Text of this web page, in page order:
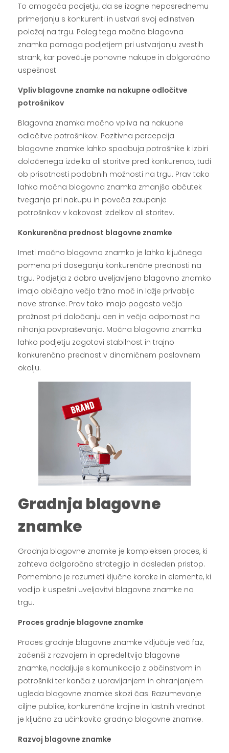
To omogoča podjetju, da se izogne neposrednemu
primerjanju s konkurenti in ustvari svoj edinstven
položaj na trgu. Poleg tega močna blagovna
znamka pomaga podjetjem pri ustvarjanju zvestih
strank, kar povečuje ponovne nakupe in dolgoročno
uspešnost.
Vpliv blagovne znamke na nakupne odločitve
potrošnikov
Blagovna znamka močno vpliva na nakupne
odločitve potrošnikov. Pozitivna percepcija
blagovne znamke lahko spodbuja potrošnike k izbiri
določenega izdelka ali storitve pred konkurenco, tudi
ob prisotnosti podobnih možnosti na trgu. Prav tako
lahko močna blagovna znamka zmanjša občutek
tveganja pri nakupu in poveča zaupanje
potrošnikov v kakovost izdelkov ali storitev.
Konkurenčna prednost blagovne znamke
Imeti močno blagovno znamko je lahko ključnega
pomena pri doseganju konkurenčne prednosti na
trgu. Podjetja z dobro uveljavljeno blagovno znamko
imajo običajno večjo tržno moč in lažje privabijo
nove stranke. Prav tako imajo pogosto večjo
prožnost pri določanju cen in večjo odpornost na
nihanja povpraševanja. Močna blagovna znamka
lahko podjetju zagotovi stabilnost in trajno
konkurenčno prednost v dinamičnem poslovnem
okolju.
Gradnja blagovne
znamke
Gradnja blagovne znamke je kompleksen proces, ki
zahteva dolgoročno strategijo in dosleden pristop.
Pomembno je razumeti ključne korake in elemente, ki
vodijo k uspešni uveljavitvi blagovne znamke na
trgu.
Proces gradnje blagovne znamke
Proces gradnje blagovne znamke vključuje več faz,
začenši z razvojem in opredelitvijo blagovne
znamke, nadaljuje s komunikacijo z občinstvom in
potrošniki ter konča z upravljanjem in ohranjanjem
ugleda blagovne znamke skozi čas. Razumevanje
ciljne publike, konkurenčne krajine in lastnih vrednot
je ključno za učinkovito gradnjo blagovne znamke.
Razvoj blagovne znamke